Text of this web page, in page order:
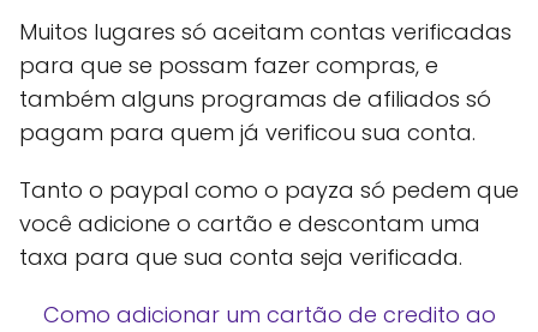
Muitos lugares só aceitam contas verificadas
para que se possam fazer compras, e
também alguns programas de afiliados só
pagam para quem já verificou sua conta.
Tanto o paypal como o payza só pedem que
você adicione o cartão e descontam uma
taxa para que sua conta seja verificada.
Como adicionar um cartão de credito ao